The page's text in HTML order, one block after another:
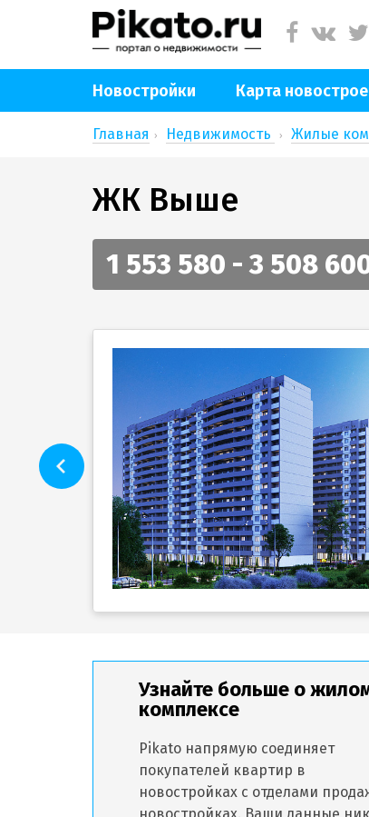
Новостройки Карта
Главная Недвижимость Жилые
ЖК Выше
1 553 580 - 3 508
Узнайте больше о
комплексе
Pikato напрямую соединяет
покупателей квартир в
новостройках с отделами